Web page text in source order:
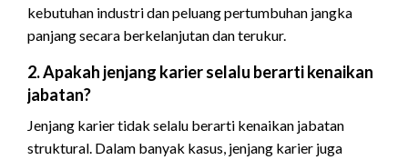
kebutuhan industri dan peluang pertumbuhan jangka
panjang secara berkelanjutan dan terukur.
2. Apakah jenjang karier selalu berarti kenaikan
jabatan?
Jenjang karier tidak selalu berarti kenaikan jabatan
struktural. Dalam banyak kasus, jenjang karier juga